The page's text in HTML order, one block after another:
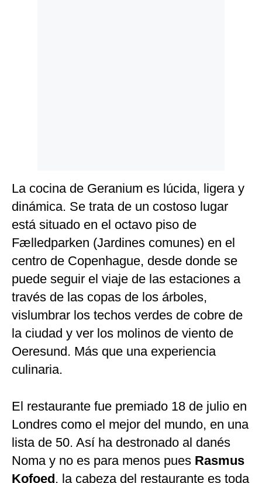
La cocina de Geranium es lúcida, ligera y
dinámica. Se trata de un costoso lugar
está situado en el octavo piso de
Fælledparken (Jardines comunes) en el
centro de Copenhague, desde donde se
puede seguir el viaje de las estaciones a
través de las copas de los árboles,
vislumbrar los techos verdes de cobre de
la ciudad y ver los molinos de viento de
Oeresund. Más que una experiencia
culinaria.
El restaurante fue premiado 18 de julio en
Londres como el mejor del mundo, en una
lista de 50. Así ha destronado al danés
Noma y no es para menos pues Rasmus
Kofoed, la cabeza del restaurante es toda